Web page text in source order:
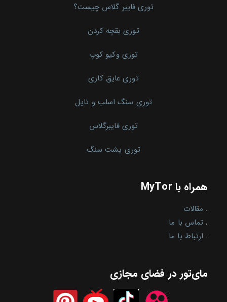
توری فایبر گلاس چیست؟
توری بقچه کردن
توری وکیو کوپ
توری عایق کاری
توری سنگ اسلب و تایل
توری فایبرگلاس
توری پشت سنگ
همراه با MyTor
. مقالات
. تماس با ما
. ارتباط با ما
مای‌تور در فضای مجازی